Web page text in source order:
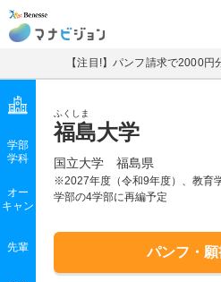
マナビジョン
【注目!】パンフ請求で2000円
ふくしま
福島大学
国立大学 福島県
※2027年度（令和9年度）、教育
学部の4学部に再編予定
パンフ・
学部
学科
オー
キャン
先輩